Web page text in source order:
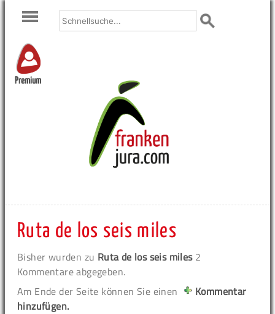
Premium
Ruta de los seis miles
Bisher wurden zu Ruta de los seis miles2
Kommentare abgegeben.
Am Ende der Seite können Sie einen
Kommentar
hinzufügen.